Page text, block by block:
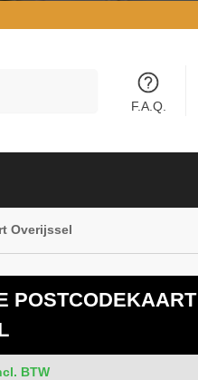
F.A.Q.
Overijssel
POSTCODEKAART
BTW